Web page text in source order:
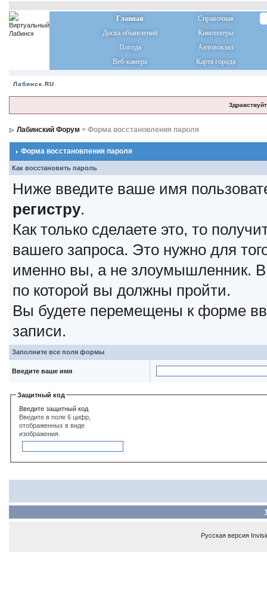
Главная
Справочная
Доска объявлений
Кинотеатры
Погода
Автовокзал
Веб-камера
Карта города
Лабинск.RU
Лабинский Форум > Форма восстановления пароля
Форма восстановления пароля
Как восстановить пароль
Ниже введите ваше имя
регистру.
Как только сделаете это, то
вашего запроса. Это нужно для
именно вы, а не злоумышленник. В
по которой вы должны пройти.
Вы будете перемещены к форме
записи.
Заполните все поля формы
Введите ваше имя
Защитный код
Введите защитный код
Введите в поле 6 цифр,
отображенных в виде
изображения.
Русская версия